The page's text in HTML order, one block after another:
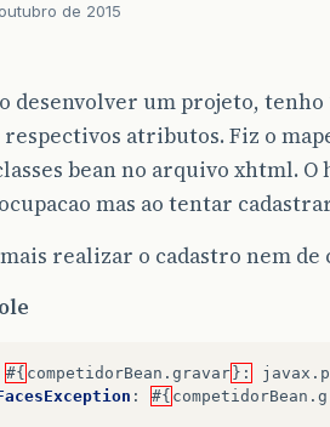
de 2015
desenvolver um projeto, tenho
respectivos atributos. Fiz o
bean no arquivo xhtml.
mas ao tentar
realizar o cadastro nem
#{ competidorBean . gravar }: javax .
: #{ competidorBean .